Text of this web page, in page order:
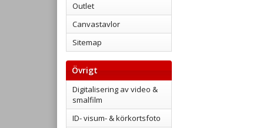
Outlet
Canvastavlor
Sitemap
Övrigt
Digitalisering av video &
smalfilm
ID- visum- & körkortsfoto